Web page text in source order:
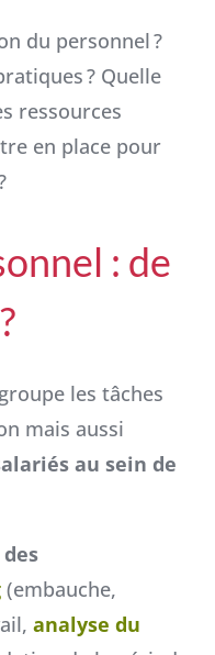
du personnel ?
? Quelle
ressources
en place pour
: de
les tâches
mais aussi
au sein de
(embauche,
analyse du